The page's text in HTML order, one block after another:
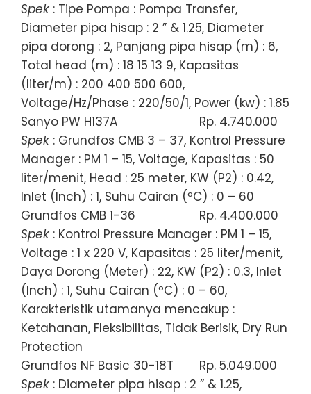
Spek : Tipe Pompa : Pompa Transfer,
Diameter pipa hisap : 2 ” & 1.25, Diameter
pipa dorong : 2, Panjang pipa hisap (m) : 6,
Total head (m) : 18 15 13 9, Kapasitas
(liter/m) : 200 400 500 600,
Voltage/Hz/Phase : 220/50/1, Power (kw) : 1.85
Sanyo PW H137A
Rp. 4.740.000
Spek : Grundfos CMB 3 – 37, Kontrol Pressure
Manager : PM 1 – 15, Voltage, Kapasitas : 50
liter/menit, Head : 25 meter, KW (P2) : 0.42,
Inlet (Inch) : 1, Suhu Cairan (ºC) : 0 – 60
Grundfos CMB 1-36
Rp. 4.400.000
Spek : Kontrol Pressure Manager : PM 1 – 15,
Voltage : 1 x 220 V, Kapasitas : 25 liter/menit,
Daya Dorong (Meter) : 22, KW (P2) : 0.3, Inlet
(Inch) : 1, Suhu Cairan (ºC) : 0 – 60,
Karakteristik utamanya mencakup :
Ketahanan, Fleksibilitas, Tidak Berisik, Dry Run
Protection
Grundfos NF Basic 30-18T
Rp. 5.049.000
Spek : Diameter pipa hisap : 2 ” & 1.25,